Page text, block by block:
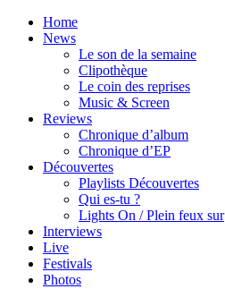
Home
News
Le son de la semaine
Clipothèque
Le coin des reprises
Music & Screen
Reviews
Chronique d’album
Chronique d’EP
Découvertes
Playlists Découvertes
Qui es-tu ?
Lights On / Plein feux sur
Interviews
Live
Festivals
Photos